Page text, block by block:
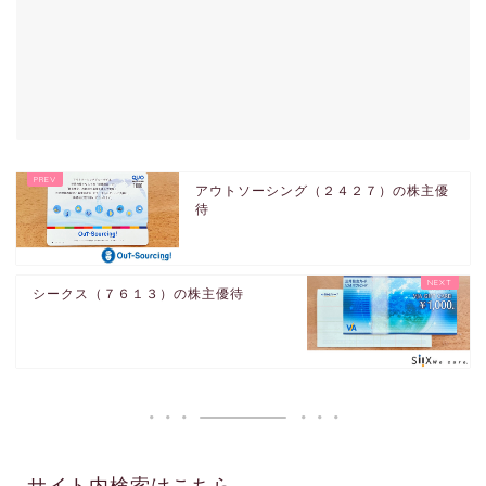
アウトソーシング（２４２７）の株主優
待
シークス（７６１３）の株主優待